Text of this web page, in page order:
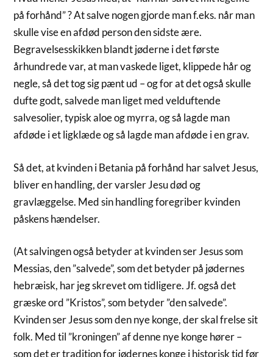
på forhånd” ? At salve nogen gjorde man f.eks. når man
skulle vise en afdød person den sidste ære.
Begravelsesskikken blandt jøderne i det første
århundrede var, at man vaskede liget, klippede hår og
negle, så det tog sig pænt ud – og for at det også skulle
dufte godt, salvede man liget med velduftende
salvesolier, typisk aloe og myrra, og så lagde man
afdøde i et ligklæde og så lagde man afdøde i en grav.
Så det, at kvinden i Betania på forhånd har salvet Jesus,
bliver en handling, der varsler Jesu død og
gravlæggelse. Med sin handling foregriber kvinden
påskens hændelser.
(At salvingen også betyder at kvinden ser Jesus som
Messias, den ”salvede”, som det betyder på jødernes
hebræisk, har jeg skrevet om tidligere. Jf. også det
græske ord ”Kristos”, som betyder ”den salvede”.
Kvinden ser Jesus som den nye konge, der skal frelse sit
folk. Med til ”kroningen” af denne nye konge hører –
som det er tradition for jødernes konge i historisk tid før